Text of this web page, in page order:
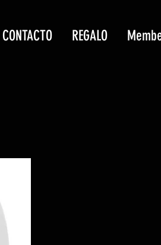
CONTACTO REGALO